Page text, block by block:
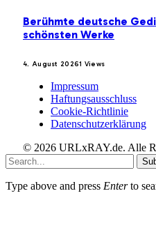
Berühmte deutsche
schönsten Werke
4. August 20261 Views
Impressum
Haftungsausschluss
Cookie-Richtlinie
Datenschutzerklärung
© 2026 URLxRAY.de. Alle
Type above and press Enterto